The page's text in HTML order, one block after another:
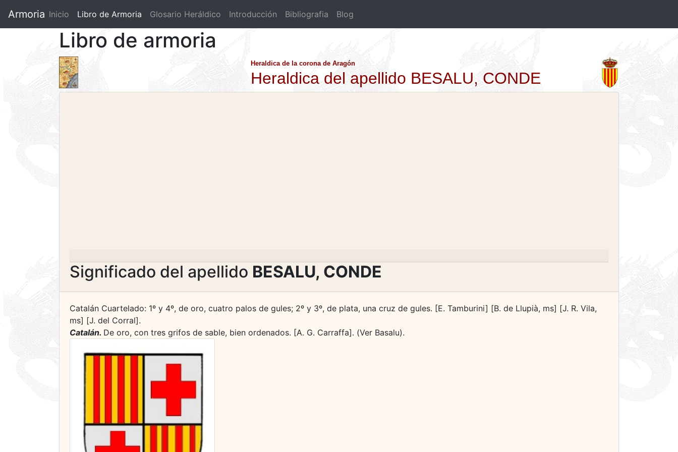
Armoria Inicio Libro de Armoria (current)
Glosario Heráldico Introducción Bibliografia Blog
Libro de armoria
Heraldica de la corona de Aragón
Heraldica del apellido BESALU, CONDE
Significado del apellido BESALU, CONDE
Catalán Cuartelado: 1º y 4º, de oro, cuatro palos de gules; 2º y 3º, de plata, una cruz de gules. [E. Tamburini] [B. de Llupià, ms] [J. R. Vila,
ms] [J. del Corral].
Catalán. De oro, con tres grifos de sable, bien ordenados. [A. G. Carraffa]. (Ver Basalu).